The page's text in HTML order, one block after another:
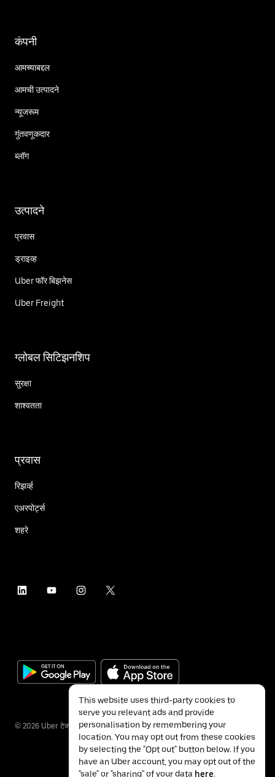
कंपनी
आमच्याबद्दल
आमची उत्पादने
न्यूजरूम
गुंतवणूकदार
ब्लॉग
उत्पादने
प्रवास
ड्राइव्ह
Uber फॉर बिझनेस
Uber Freight
ग्लोबल सिटिझनशिप
सुरक्षा
शाश्वतता
प्रवास
रिझर्व्ह
एअरपोर्ट्स
शहरे
© 2026 Uber टेक्नॉलॉजीज इंक.
This website uses third-party cookies to
serve you relevant ads and provide
personalisation by remembering your
location. You may opt out from these cookies
by selecting the "Opt out" button below. If you
have an Uber account, you may opt out of the
"sale" or "sharing" of your data here.